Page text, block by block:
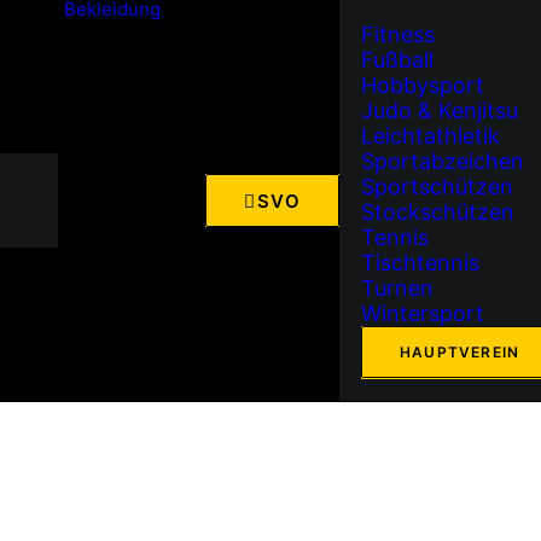
Bekleidung
SVO
Fitness
Fußball
Hobbysport
Judo & Kenjitsu
Leichtathletik
Sportabzeichen
Sportschützen
Stockschützen
Tennis
Tischtennis
Turnen
Wintersport
HAUPTVEREIN
AM 04. MÄRZ
2026